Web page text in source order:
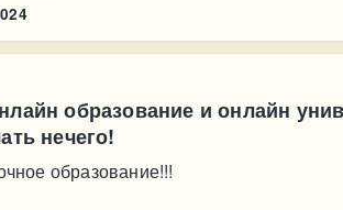
образование и онлайн
нечего!
образование!!!